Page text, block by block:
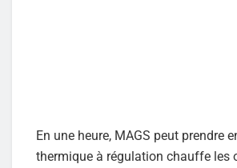
En une heure, MAGS peut prendre
thermique à régulation chauffe les